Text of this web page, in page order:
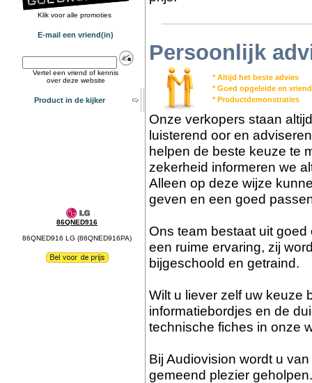
Klik voor alle promoties
E-mail een vriend(in)
Vertel een vriend of kennis
over deze website
Product in de kijker
86QNED916
86QNED916 LG (86QNED916PA)
Persoonlijk
* Altijd het beste advies
* Goed opgeleide en
* Productdemonstraties
Onze verkopers staan
luisterend oor en
helpen de beste keuze te
zekerheid informeren we
Alleen op deze wijze
geven en een goed
Ons team bestaat uit
een ruime ervaring, zij
bijgeschoold en getraind.
Wilt u liever zelf uw keuze
informatiebordjes en de
technische fiches in onze
Bij Audiovision wordt u
gemeend plezier geholpen.